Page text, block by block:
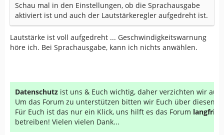
Schau mal in den Einstellungen, ob die Sprachausgabe
aktiviert ist und auch der Lautstärkeregler aufgedreht ist.
Lautstärke ist voll aufgedreht ... Geschwindigkeitswarnung
höre ich. Bei Sprachausgabe, kann ich nichts anwählen.
Datenschutz ist uns & Euch wichtig, daher verzichten wir auf
Um das Forum zu unterstützen bitten wir Euch über diesen
Für Euch ist das nur ein Klick, uns hilft es das Forum
betreiben! Vielen vielen Dank...